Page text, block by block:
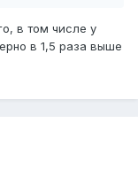
в том числе у
в 1,5 раза выше